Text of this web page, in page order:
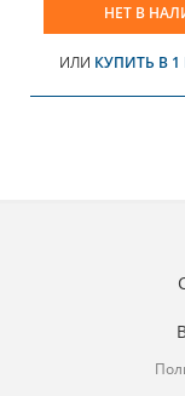
НЕТ В
ИЛИ КУПИТЬ В